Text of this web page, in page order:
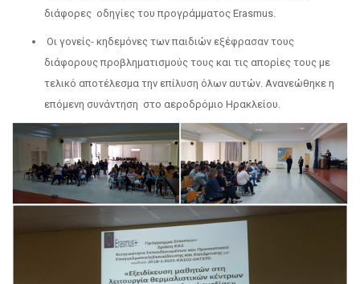
διάφορες οδηγίες του προγράμματος Erasmus.
Οι γονείς- κηδεμόνες των παιδιών εξέφρασαν τους
διάφορους προβληματισμούς τους και τις απορίες τους με
τελικό αποτέλεσμα την επίλυση όλων αυτών. Ανανεώθηκε η
επόμενη συνάντηση στο αεροδρόμιο Ηρακλείου.